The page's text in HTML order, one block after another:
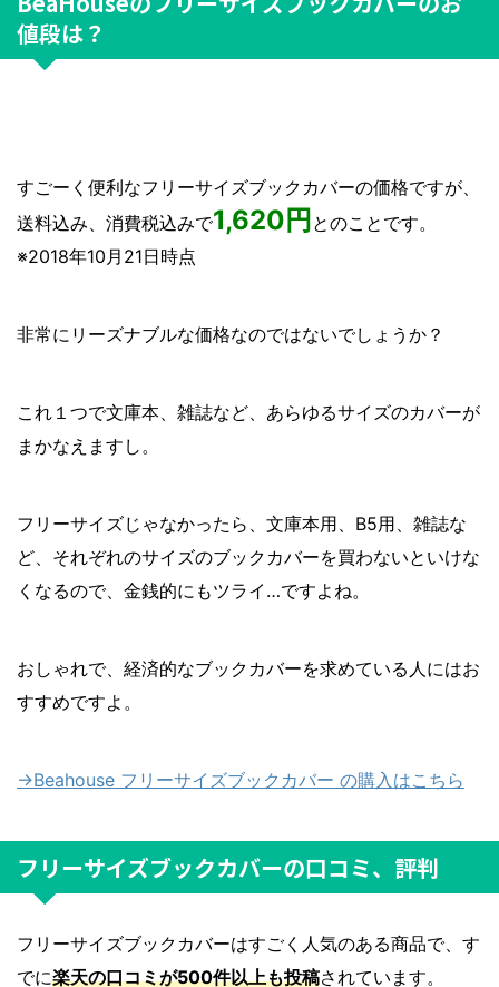
値段は？
すごーく便利なフリーサイズブックカバーの価格ですが、
送料込み、消費税込みで1,620円 とのことです。
※2018年10月21日時点
非常にリーズナブルな価格なのではないでしょうか？
これ１つで文庫本、雑誌など、あらゆるサイズのカバーが
まかなえますし。
フリーサイズじゃなかったら、文庫本用、B5用、雑誌な
ど、それぞれのサイズのブックカバーを買わないといけな
くなるので、金銭的にもツライ…ですよね。
おしゃれで、経済的なブックカバーを求めている人にはお
すすめですよ。
→Beahouse フリーサイズブックカバー の購入はこちら
フリーサイズブックカバーの口コミ、評判
フリーサイズブックカバーはすごく人気のある商品で、す
でに楽天の口コミが500件以上も投稿されています。